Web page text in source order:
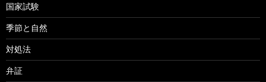
国家試験
季節と自然
対処法
弁証